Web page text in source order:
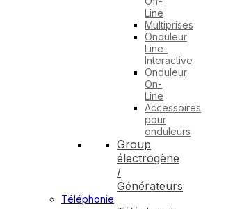
Line
Multiprises
Onduleur
Line-
Interactive
Onduleur
On-
Line
Accessoires
pour
onduleurs
Group
électrogène
/
Générateurs
Téléphonie